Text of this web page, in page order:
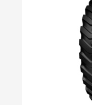
Санкт-Петербург, пр.